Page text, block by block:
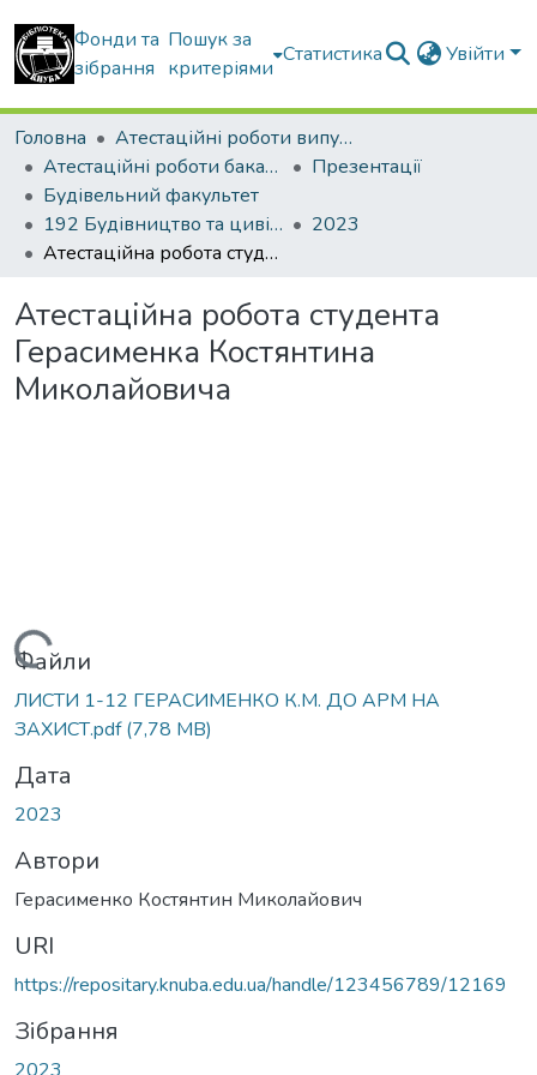
Фонди та
зібрання
Пошук за
критеріями
Статистика Увійти
Головна
Атестаційні роботи випускників
Атестаційні роботи бакалаврів
Презентації
Будівельний факультет
192 Будівництво та цивільна інженерія. Промислове і цивільне будівництво
2023
Атестаційна робота студента Герасименка Костянтина Миколайовича
Атестаційна робота студента
Герасименка Костянтина
Миколайовича
Вантажиться...
Файли
ЛИСТИ 1-12 ГЕРАСИМЕНКО К.М. ДО АРМ НА
ЗАХИСТ.pdf(7,78 MB)
Дата
2023
Автори
Герасименко Костянтин Миколайович
URI
https://repositary.knuba.edu.ua/handle/123456789/12169
Зібрання